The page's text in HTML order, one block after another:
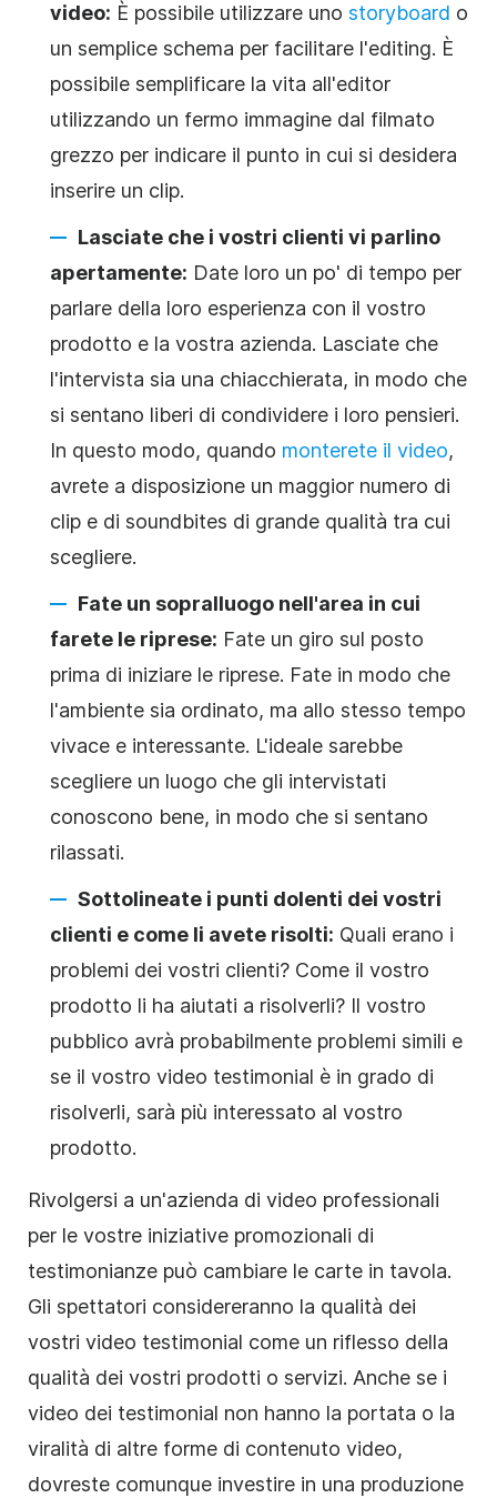
video: È possibile utilizzare uno storyboard o
un semplice schema per facilitare l'editing. È
possibile semplificare la vita all'editor
utilizzando un fermo immagine dal filmato
grezzo per indicare il punto in cui si desidera
inserire un clip.
Lasciate che i vostri clienti vi parlino
apertamente: Date loro un po' di tempo per
parlare della loro esperienza con il vostro
prodotto e la vostra azienda. Lasciate che
l'intervista sia una chiacchierata, in modo che
si sentano liberi di condividere i loro pensieri.
In questo modo, quando monterete il video,
avrete a disposizione un maggior numero di
clip e di soundbites di grande qualità tra cui
scegliere.
Fate un sopralluogo nell'area in cui
farete le riprese: Fate un giro sul posto
prima di iniziare le riprese. Fate in modo che
l'ambiente sia ordinato, ma allo stesso tempo
vivace e interessante. L'ideale sarebbe
scegliere un luogo che gli intervistati
conoscono bene, in modo che si sentano
rilassati.
Sottolineate i punti dolenti dei vostri
clienti e come li avete risolti: Quali erano i
problemi dei vostri clienti? Come il vostro
prodotto li ha aiutati a risolverli? Il vostro
pubblico avrà probabilmente problemi simili e
se il vostro video testimonial è in grado di
risolverli, sarà più interessato al vostro
prodotto.
Rivolgersi a un'azienda di video professionali
per le vostre iniziative promozionali di
testimonianze può cambiare le carte in tavola.
Gli spettatori considereranno la qualità dei
vostri video testimonial come un riflesso della
qualità dei vostri prodotti o servizi. Anche se i
video dei testimonial non hanno la portata o la
viralità di altre forme di contenuto video,
dovreste comunque investire in una produzione